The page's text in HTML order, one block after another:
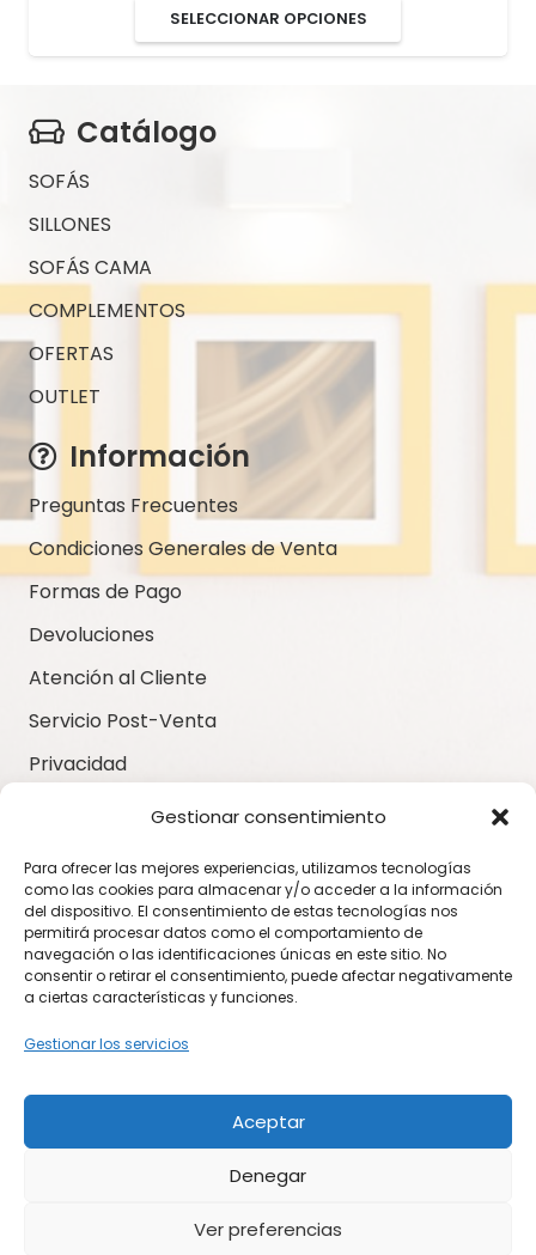
Gestionar consentimiento
Para ofrecer las mejores experiencias, utilizamos tecnologías
como las cookies para almacenar y/o acceder a la información
del dispositivo. El consentimiento de estas tecnologías nos
permitirá procesar datos como el comportamiento de
navegación o las identificaciones únicas en este sitio. No
consentir o retirar el consentimiento, puede afectar negativamente
a ciertas características y funciones.
Gestionar los servicios
Aceptar
Denegar
Ver preferencias
SELECCIONAR OPCIONES
producto
pueden
elegir
Catálogo
SOFÁS
SILLONES
SOFÁS CAMA
COMPLEMENTOS
OFERTAS
OUTLET
Información
Preguntas Frecuentes
Condiciones Generales de Venta
Formas de Pago
Devoluciones
Atención al Cliente
Servicio Post-Venta
Privacidad
Contacto
MI SOFA STORE
C/ Escultor Roque Lopez, 9 – 30008 – MURCIA
Lunes a Viernes:
10:00 a 13:30 / 17:00 a 20:30
Sábados:
info@misofastore.com